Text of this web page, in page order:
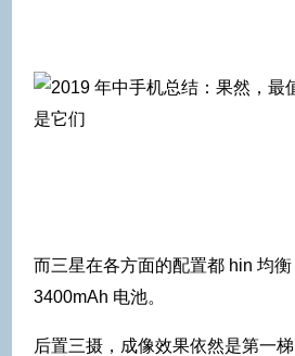
而三星在各方面的配置都 hin 均衡
3400mAh 电池。
后置三摄，成像效果依然是第一梯